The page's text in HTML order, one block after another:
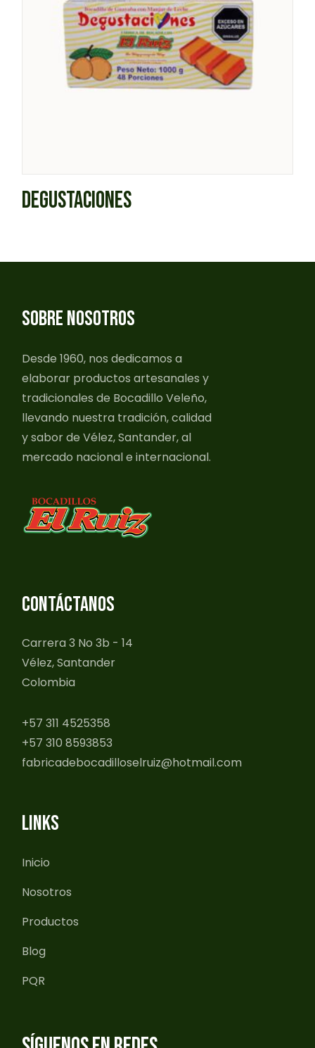
DEGUSTACIONES
SOBRE NOSOTROS
Desde 1960, nos dedicamos a
elaborar productos artesanales y
tradicionales de Bocadillo Veleño,
llevando nuestra tradición, calidad
y sabor de Vélez, Santander, al
mercado nacional e internacional.
CONTÁCTANOS
Carrera 3 No 3b - 14
Vélez, Santander
Colombia
+57 311 4525358
+57 310 8593853
fabricadebocadilloselruiz@hotmail.com
LINKS
Inicio
Nosotros
Productos
Blog
PQR